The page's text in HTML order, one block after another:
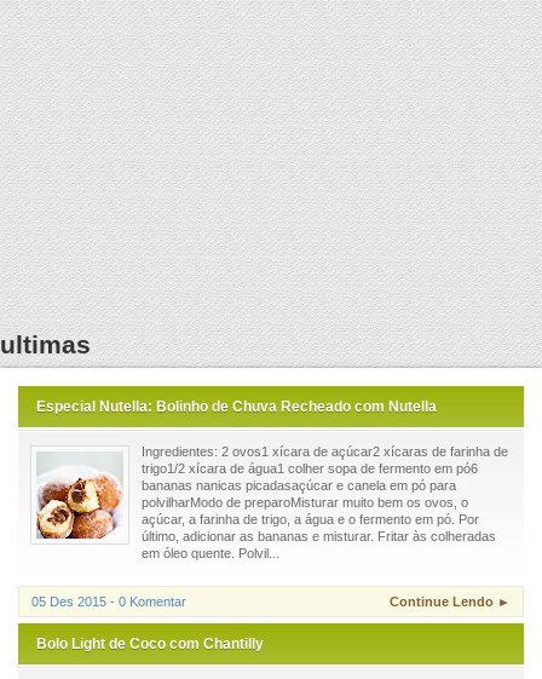
ultimas
Especial Nutella: Bolinho de Chuva Recheado com Nutella
Ingredientes: 2 ovos1 xícara de açúcar2 xícaras de farinha de
trigo1/2 xícara de água1 colher sopa de fermento em pó6
bananas nanicas picadasaçúcar e canela em pó para
polvilharModo de preparoMisturar muito bem os ovos, o
açúcar, a farinha de trigo, a água e o fermento em pó. Por
último, adicionar as bananas e misturar. Fritar às colheradas
em óleo quente. Polvil...
05 Des 2015 - 0 Komentar Continue Lendo ►
Bolo Light de Coco com Chantilly